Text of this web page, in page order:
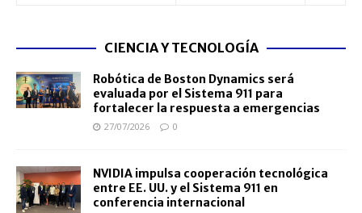
CIENCIA Y TECNOLOGÍA
Robótica de Boston Dynamics será
evaluada por el Sistema 911 para
fortalecer la respuesta a emergencias
27/07/2026 0
NVIDIA impulsa cooperación tecnológica
entre EE. UU. y el Sistema 911 en
conferencia internacional